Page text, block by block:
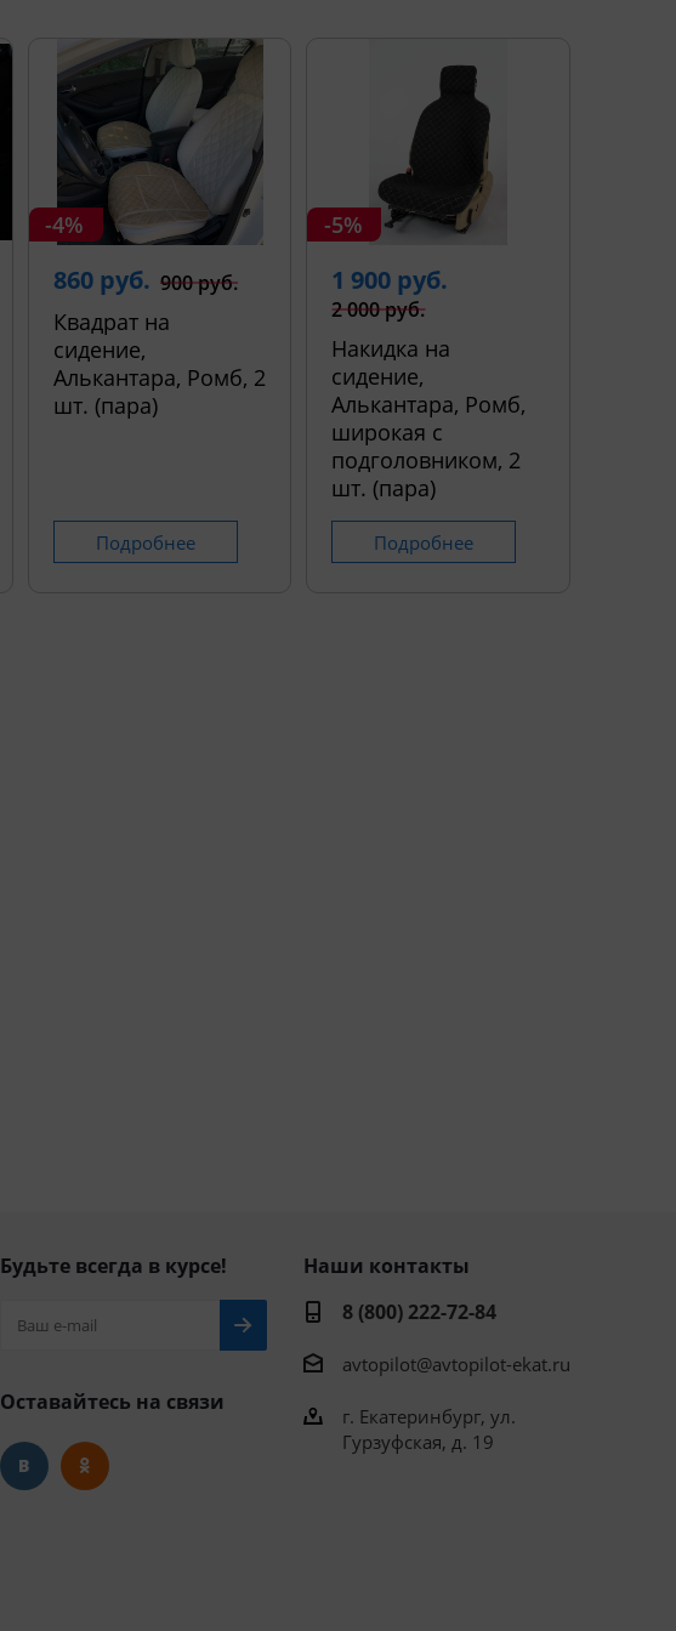
-4%
860 руб. 900 руб.
Квадрат на
сидение,
Алькантара, Ромб, 2
шт. (пара)
Подробнее
-5%
1 900 руб.
2 000 руб.
Накидка на
сидение,
Алькантара, Ромб,
широкая с
подголовником, 2
шт. (пара)
Подробнее
Будьте всегда в курсе!
Оставайтесь на связи
Наши контакты
8 (800) 222-72-84
avtopilot@avtopilot-ekat.ru
г. Екатеринбург, ул.
Гурзуфская, д. 19